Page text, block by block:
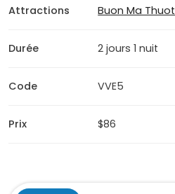
Attractions Buon Ma Thuot
Durée 2 jours 1 nuit
Code VVE5
Prix $86